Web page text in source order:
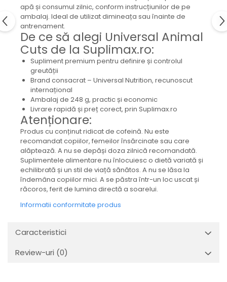
apă și consumul zilnic, conform instrucțiunilor de pe
ambalaj. Ideal de utilizat dimineața sau înainte de
antrenament.
De ce să alegi Universal Animal
Cuts de la Suplimax.ro:
Supliment premium pentru definire și controlul
greutății
Brand consacrat – Universal Nutrition, recunoscut
internațional
Ambalaj de 248 g, practic și economic
Livrare rapidă și preț corect, prin Suplimax.ro
Atenționare:
Produs cu conținut ridicat de cofeină. Nu este
recomandat copiilor, femeilor însărcinate sau care
alăptează. A nu se depăși doza zilnică recomandată.
Suplimentele alimentare nu înlocuiesc o dietă variată și
echilibrată și un stil de viață sănătos. A nu se lăsa la
îndemâna copiilor mici. A se păstra într-un loc uscat și
răcoros, ferit de lumina directă a soarelui.
Informatii conformitate produs
Caracteristici
Review-uri (0)